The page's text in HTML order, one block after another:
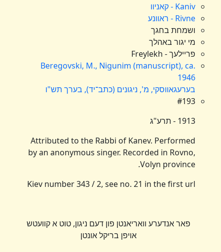
Kaniv - קאניוו
Rivne - ראוונע
ושמחת בחגך
מי יגור באהלך
פריילעך - Freylekh
Beregovski, M., Nigunim (manuscript), ca.
1946
בערעגאווסקי, מ', ניגונים (כתב־יד), בערך תש"ו
#193
1913 - תרע"ג
Attributed to the Rabbi of Kanev. Performed
by an anonymous singer. Recorded in Rovno,
Volyn province.
Kiev number 343 / 2, see no. 21 in the first url
פאר אנדערע וואריאנטן פון דעם ניגון, טוט א קוועטש
אויפן בריקל אונטן